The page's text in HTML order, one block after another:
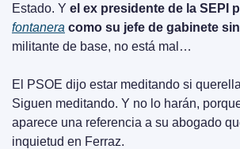
Estado. Y
fontanera como su jefe de gabinete
militante de base, no está mal…
El PSOE dijo estar meditando si
Siguen meditando. Y no lo harán,
aparece una referencia a su abogado
inquietud en Ferraz.